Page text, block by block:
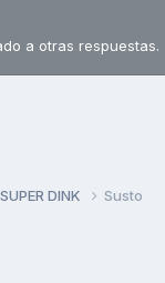
a otras respuestas.
SUPER DINK Susto